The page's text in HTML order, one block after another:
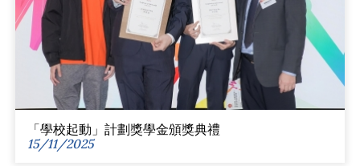
「學校起動」計劃獎學金頒獎典禮
15/11/2025